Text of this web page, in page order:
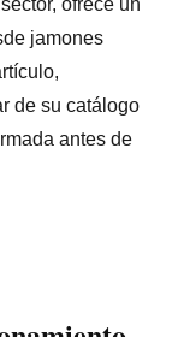
jamones
de su catálogo
antes de